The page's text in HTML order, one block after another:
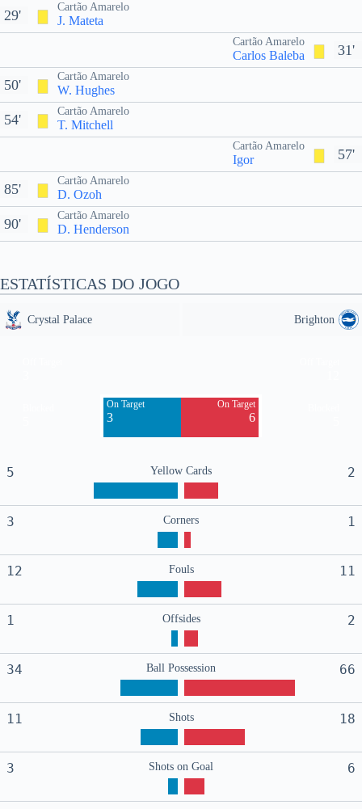
Cartão Amarelo
J. Mateta
29'
31'
Cartão Amarelo
Carlos Baleba
Cartão Amarelo
W. Hughes
50'
Cartão Amarelo
T. Mitchell
54'
57'
Cartão Amarelo
Igor
Cartão Amarelo
D. Ozoh
85'
Cartão Amarelo
D. Henderson
90'
ESTATÍSTICAS DO JOGO
Crystal Palace Brighton
On Target
3
On Target
6
5 Yellow Cards 2
3 Corners 1
12 Fouls 11
1 Offsides 2
34 Ball Possession 66
11 Shots 18
3 Shots on Goal 6